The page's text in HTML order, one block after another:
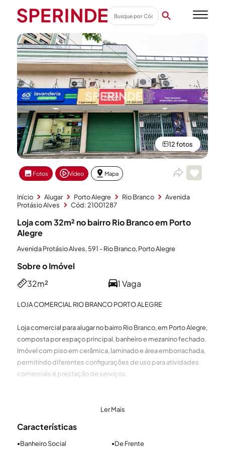
12 fotos
Fotos Vídeo Mapa
Início Alugar Porto Alegre Rio Branco
Avenida
Protásio Alves
Cód: 21001287
Loja com 32m² no bairro Rio Branco em Porto
Alegre
Avenida Protásio Alves, 591 - Rio Branco, Porto Alegre
Sobre o Imóvel
32m²
1 Vaga
LOJA COMERCIAL RIO BRANCO PORTO ALEGRE
Loja comercial para alugar no bairro Rio Branco, em Porto Alegre,
composta por espaço principal, banheiro e mezanino fechado.
Imóvel com piso em cerâmica, laminado e área emborrachada,
permitindo diferentes configurações de uso para atividades
comerciais e prestação de serviços.
proporcionando maior segurança ao imóvel. Localizada no
fácil acesso a avenidas, com proximidade de comércios,
serviços e transporte público.
Ler Mais
Características
●Banheiro Social ●De Frente